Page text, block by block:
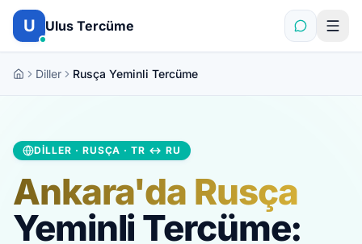
İçeriğe atla
U Ulus Tercüme
Diller Rusça Yeminli Tercüme
DILLER · RUSÇA · TR ↔ RU
Ankara'da Rusça
Yeminli Tercüme: